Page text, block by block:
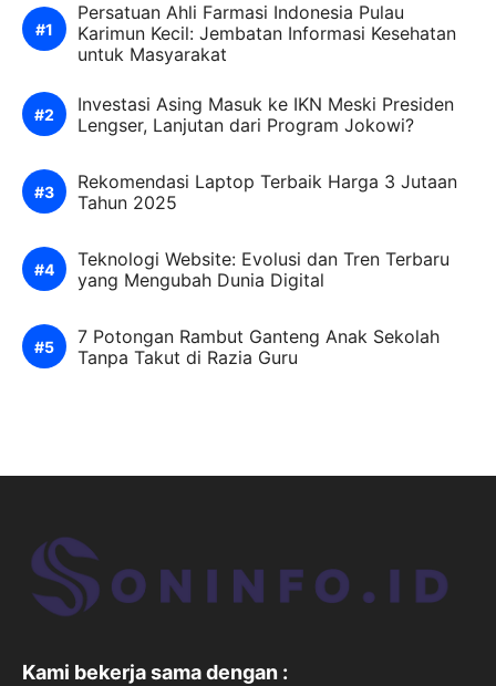
Persatuan Ahli Farmasi Indonesia Pulau
Karimun Kecil: Jembatan Informasi Kesehatan
untuk Masyarakat
Investasi Asing Masuk ke IKN Meski Presiden
Lengser, Lanjutan dari Program Jokowi?
Rekomendasi Laptop Terbaik Harga 3 Jutaan
Tahun 2025
Teknologi Website: Evolusi dan Tren Terbaru
yang Mengubah Dunia Digital
7 Potongan Rambut Ganteng Anak Sekolah
Tanpa Takut di Razia Guru
Kami bekerja sama dengan :